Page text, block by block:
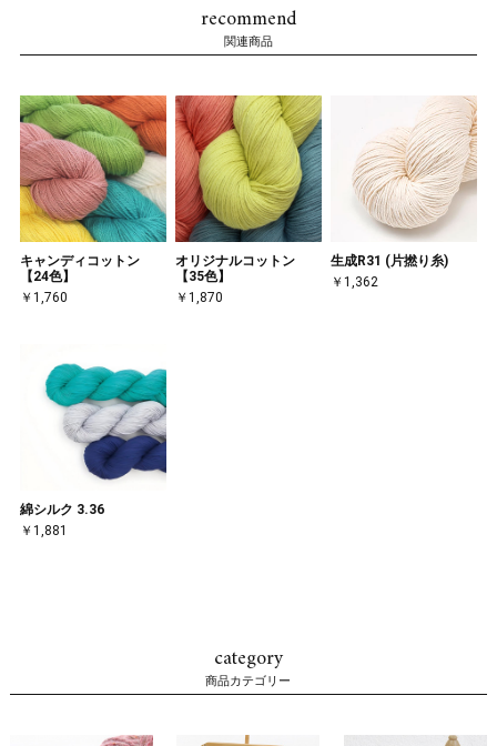
recommend
関連商品
キャンディコットン
【24色】
￥1,760
オリジナルコットン
【35色】
￥1,870
生成R31 (片撚り糸)
￥1,362
綿シルク 3.36
￥1,881
category
商品カテゴリー